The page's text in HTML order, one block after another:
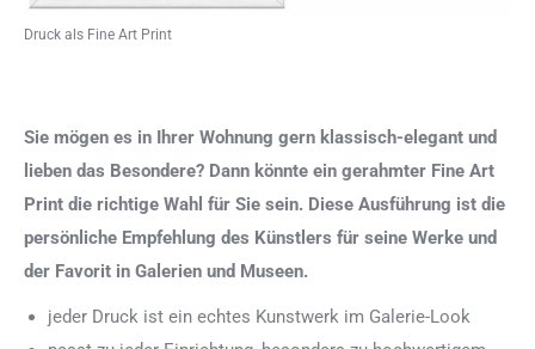
Druck als Fine Art Print
Sie mögen es in Ihrer Wohnung gern klassisch-elegant und
lieben das Besondere? Dann könnte ein gerahmter Fine Art
Print die richtige Wahl für Sie sein. Diese Ausführung ist die
persönliche Empfehlung des Künstlers für seine Werke und
der Favorit in Galerien und Museen.
jeder Druck ist ein echtes Kunstwerk im Galerie-Look